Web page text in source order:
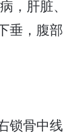
，肝脏、
垂，腹部
锁骨中线